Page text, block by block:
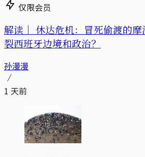
仅限会员
解读｜ 休达危机：冒死偷渡的
裂西班牙边境和政治？
孙漫漫
1 天前